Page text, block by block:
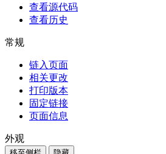
查看源代码
查看历史
常规
链入页面
相关更改
打印版本
固定链接
页面信息
外观